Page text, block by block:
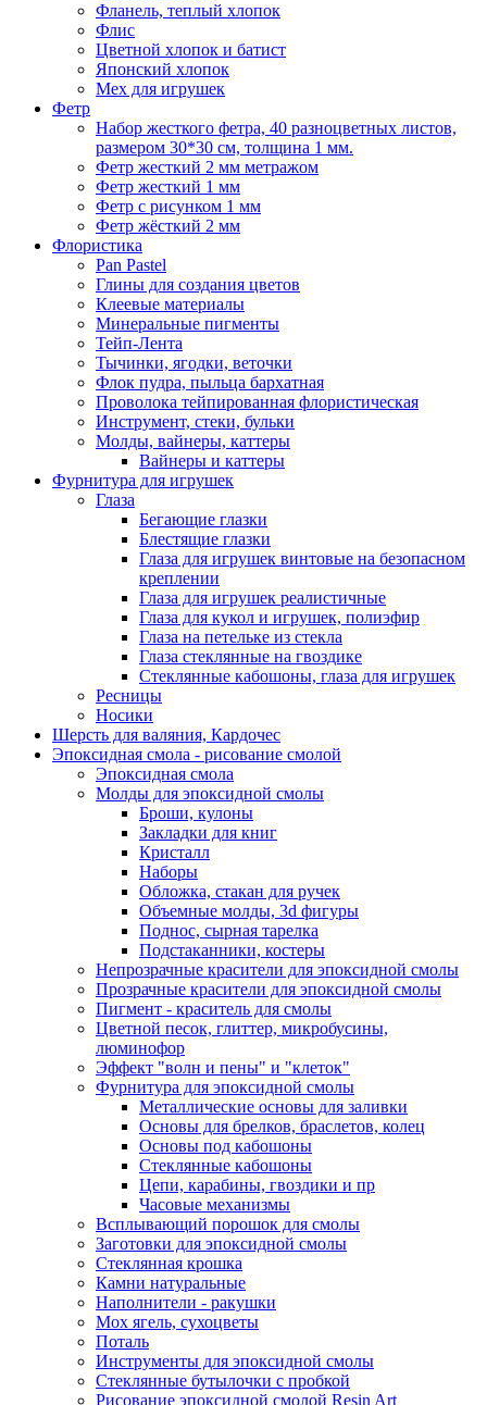
Фланель, теплый хлопок
Флис
Цветной хлопок и батист
Японский хлопок
Мех для игрушек
Фетр
Набор жесткого фетра, 40 разноцветных листов,
размером 30*30 см, толщина 1 мм.
Фетр жесткий 2 мм метражом
Фетр жесткий 1 мм
Фетр с рисунком 1 мм
Фетр жёсткий 2 мм
Флористика
Pan Pastel
Глины для создания цветов
Клеевые материалы
Минеральные пигменты
Тейп-Лента
Тычинки, ягодки, веточки
Флок пудра, пыльца бархатная
Проволока тейпированная флористическая
Инструмент, стеки, бульки
Молды, вайнеры, каттеры
Вайнеры и каттеры
Фурнитура для игрушек
Глаза
Бегающие глазки
Блестящие глазки
Глаза для игрушек винтовые на безопасном
креплении
Глаза для игрушек реалистичные
Глаза для кукол и игрушек, полиэфир
Глаза на петельке из стекла
Глаза стеклянные на гвоздике
Стеклянные кабошоны, глаза для игрушек
Ресницы
Носики
Шерсть для валяния, Кардочес
Эпоксидная смола - рисование смолой
Эпоксидная смола
Молды для эпоксидной смолы
Броши, кулоны
Закладки для книг
Кристалл
Наборы
Обложка, стакан для ручек
Объемные молды, 3d фигуры
Поднос, сырная тарелка
Подстаканники, костеры
Непрозрачные красители для эпоксидной смолы
Прозрачные красители для эпоксидной смолы
Пигмент - краситель для смолы
Цветной песок, глиттер, микробусины,
люминофор
Эффект "волн и пены" и "клеток"
Фурнитура для эпоксидной смолы
Металлические основы для заливки
Основы для брелков, браслетов, колец
Основы под кабошоны
Стеклянные кабошоны
Цепи, карабины, гвоздики и пр
Часовые механизмы
Всплывающий порошок для смолы
Заготовки для эпоксидной смолы
Стеклянная крошка
Камни натуральные
Наполнители - ракушки
Мох ягель, сухоцветы
Поталь
Инструменты для эпоксидной смолы
Стеклянные бутылочки с пробкой
Рисование эпоксидной смолой Resin Art